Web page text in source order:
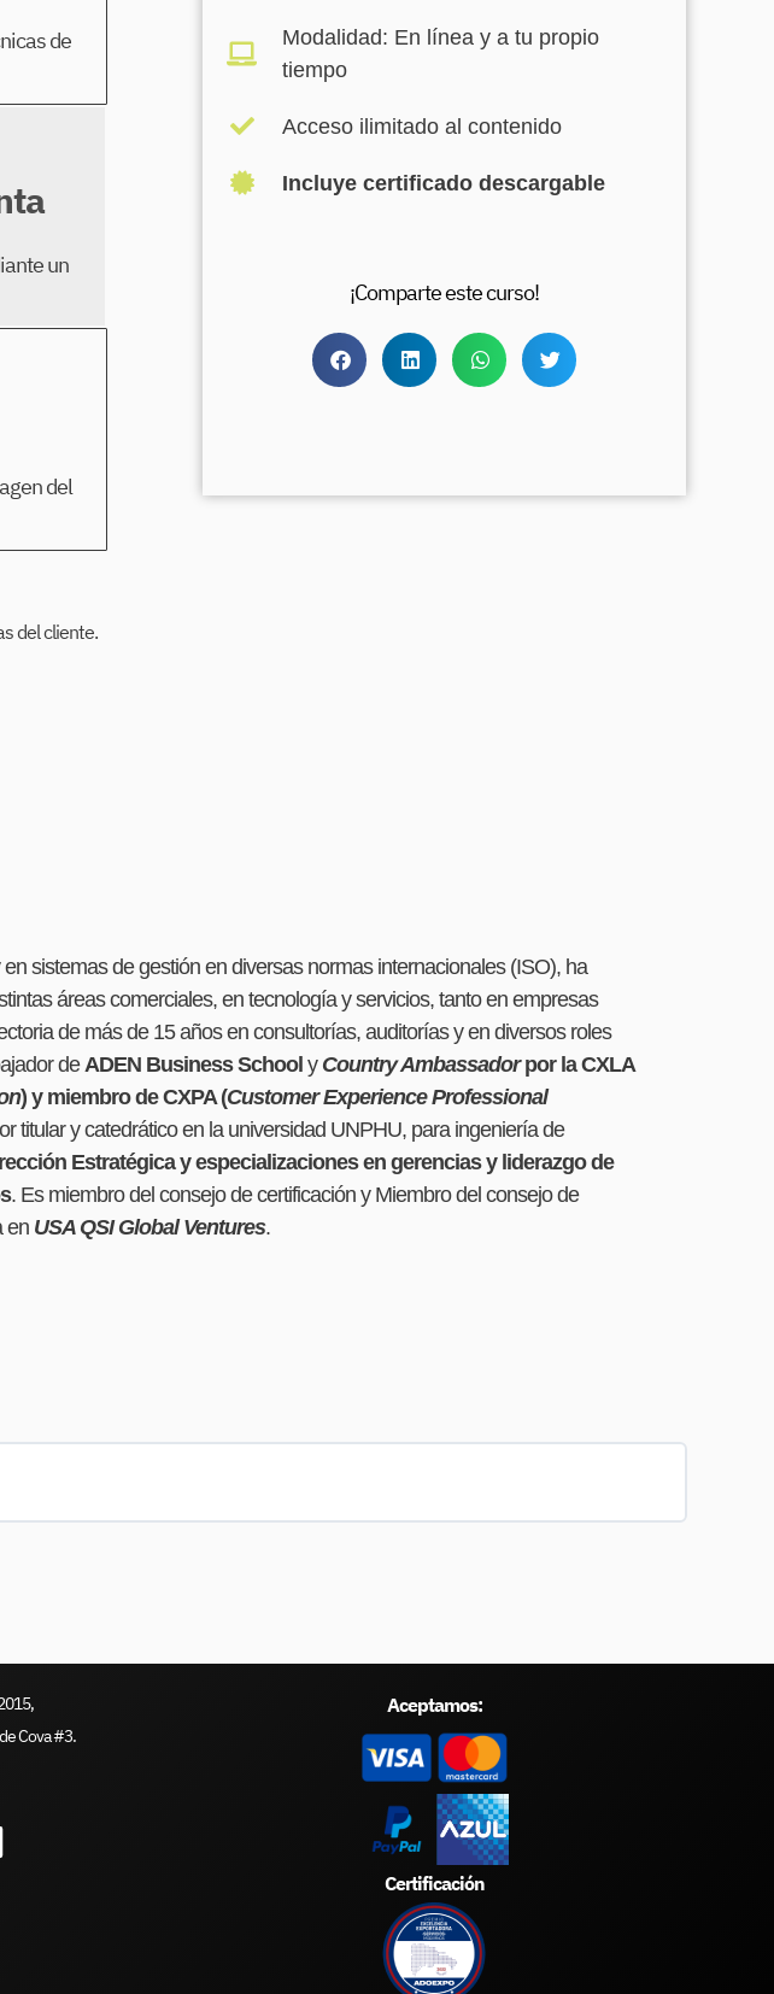
de
un
del
del cliente.
Modalidad: En línea y a tu propio
tiempo​
Acceso ilimitado al contenido​
Incluye certificado descargable
¡Comparte este curso!
sistemas de gestión en diversas normas internacionales (ISO), ha
áreas comerciales, en tecnología y servicios, tanto en empresas
de más de 15 años en consultorías, auditorías y en diversos roles
de ADEN Business School y Country Ambassadorpor la CXLA
) y miembro de CXPA (Customer Experience Professional
titular y catedrático en la universidad UNPHU, para ingeniería de
Estratégica y especializaciones en gerencias y liderazgo de
. Es miembro del consejo de certificación y Miembro del consejo de
en USA QSI Global Ventures.
Cova #3.
Aceptamos:
Certificación